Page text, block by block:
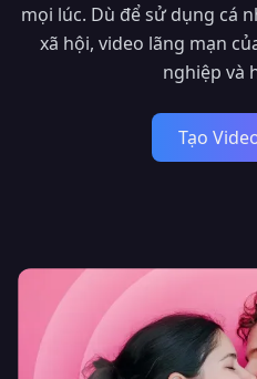
mọi lúc. Dù để sử dụng cá
xã hội, video lãng mạn
nghiệp và
Tạo